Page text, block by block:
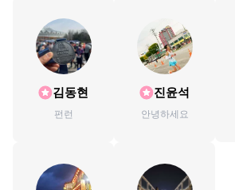
김동현
펀런
진윤석
안녕하세요